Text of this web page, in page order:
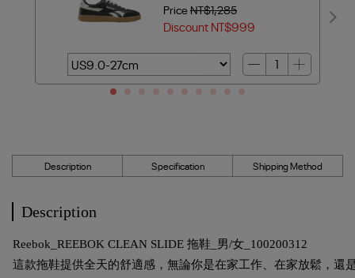
Price NT$1,285
DiscountNT$999
Description Specification Shipping Method
Description
Reebok_REEBOK CLEAN SLIDE 拖鞋_男/女_100200312
這款拖鞋提供全天的舒適感，無論你是在家工作、在家放鬆，還